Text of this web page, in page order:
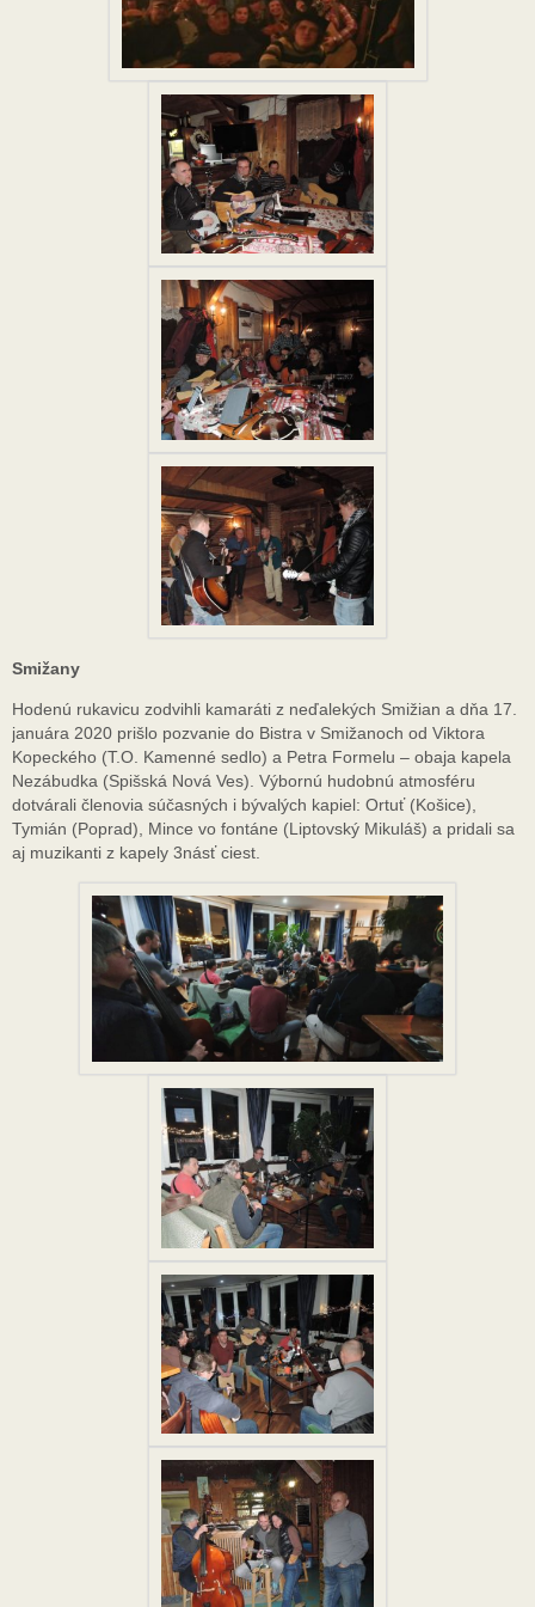
Smižany
Hodenú rukavicu zodvihli kamaráti z neďalekých Smižian a dňa 17.
januára 2020 prišlo pozvanie do Bistra v Smižanoch od Viktora
Kopeckého (T.O. Kamenné sedlo) a Petra Formelu – obaja kapela
Nezábudka (Spišská Nová Ves). Výbornú hudobnú atmosféru
dotvárali členovia súčasných i bývalých kapiel: Ortuť (Košice),
Tymián (Poprad), Mince vo fontáne (Liptovský Mikuláš) a pridali sa
aj muzikanti z kapely 3násť ciest.